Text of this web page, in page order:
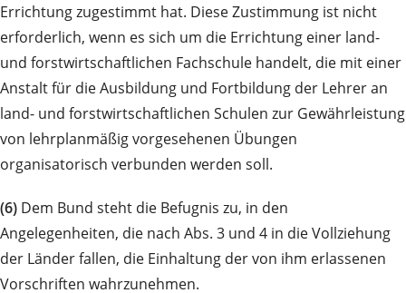
Errichtung zugestimmt hat. Diese Zustimmung ist nicht
erforderlich, wenn es sich um die Errichtung einer land-
und forstwirtschaftlichen Fachschule handelt, die mit einer
Anstalt für die Ausbildung und Fortbildung der Lehrer an
land- und forstwirtschaftlichen Schulen zur Gewährleistung
von lehrplanmäßig vorgesehenen Übungen
organisatorisch verbunden werden soll.
(6) Dem Bund steht die Befugnis zu, in den
Angelegenheiten, die nach Abs. 3 und 4 in die Vollziehung
der Länder fallen, die Einhaltung der von ihm erlassenen
Vorschriften wahrzunehmen.